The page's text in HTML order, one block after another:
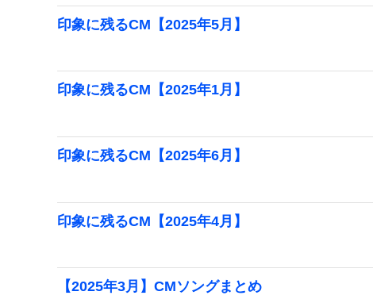
印象に残るCM【2025年5月】
印象に残るCM【2025年1月】
印象に残るCM【2025年6月】
印象に残るCM【2025年4月】
【2025年3月】CMソングまとめ